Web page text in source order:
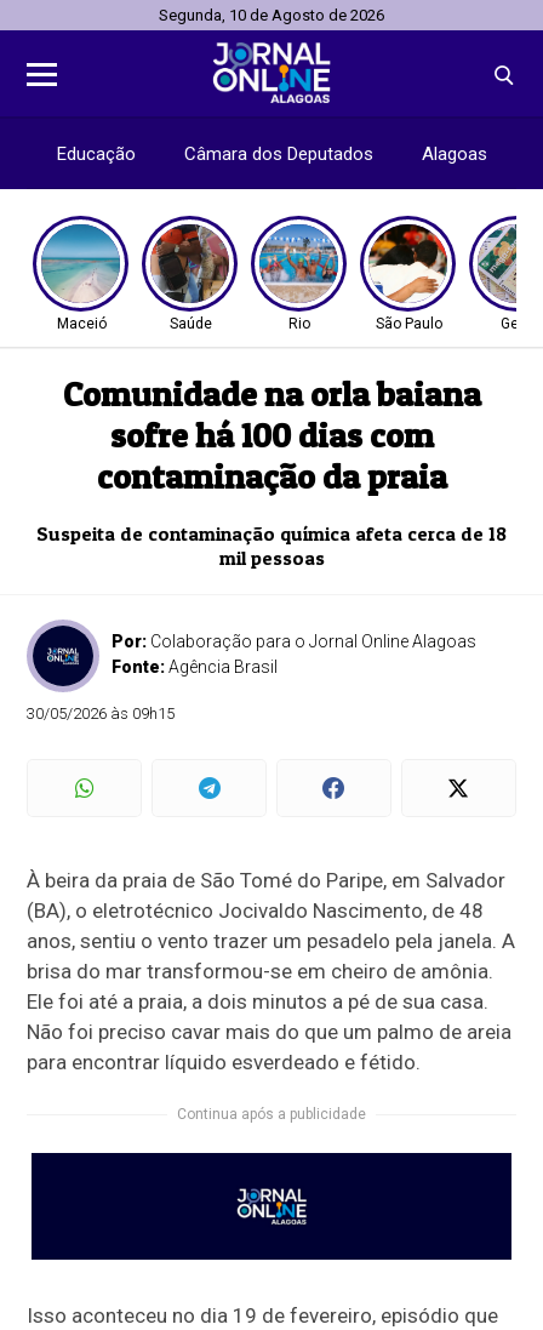
Segunda, 10 de Agosto de 2026
Educação Câmara dos Deputados Alagoas
Maceió Saúde Rio São Paulo Geral
Comunidade na orla baiana
sofre há 100 dias com
contaminação da praia
Suspeita de contaminação química afeta cerca de 18
mil pessoas
Por: Colaboração para o Jornal Online Alagoas
Fonte:Agência Brasil
30/05/2026 às 09h15
À beira da praia de São Tomé do Paripe, em Salvador
(BA), o eletrotécnico Jocivaldo Nascimento, de 48
anos, sentiu o vento trazer um pesadelo pela janela. A
brisa do mar transformou-se em cheiro de amônia.
Ele foi até a praia, a dois minutos a pé de sua casa.
Não foi preciso cavar mais do que um palmo de areia
para encontrar líquido esverdeado e fétido.
Continua após a publicidade
Isso aconteceu no dia 19 de fevereiro, episódio que